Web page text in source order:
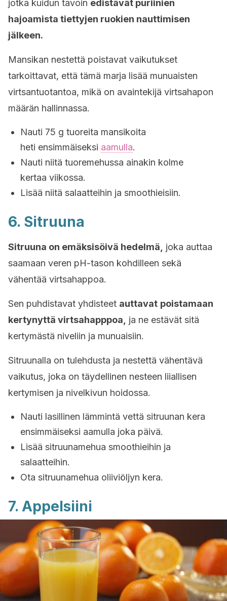
jotka kuidun tavoin edistävät puriinien
hajoamista tiettyjen ruokien nauttimisen
jälkeen.
Mansikan nestettä poistavat vaikutukset
tarkoittavat, että tämä marja lisää munuaisten
virtsantuotantoa, mikä on avaintekijä virtsahapon
määrän hallinnassa.
Nauti 75 g tuoreita mansikoita
heti ensimmäiseksi aamulla.
Nauti niitä tuoremehussa ainakin kolme
kertaa viikossa.
Lisää niitä salaatteihin ja smoothieisiin.
6. Sitruuna
Sitruuna on emäksisöivä hedelmä,
joka auttaa
saamaan veren pH-tason kohdilleen sekä
vähentää virtsahappoa.
Sen puhdistavat yhdisteet auttavat poistamaan
kertynyttä virtsahapppoa,
ja ne estävät sitä
kertymästä niveliin ja munuaisiin.
Sitruunalla on tulehdusta ja nestettä vähentävä
vaikutus, joka on täydellinen nesteen liiallisen
kertymisen ja nivelkivun hoidossa.
Nauti lasillinen lämmintä vettä sitruunan kera
ensimmäiseksi aamulla joka päivä.
Lisää sitruunamehua smoothieihin ja
salaatteihin.
Ota sitruunamehua oliiviöljyn kera.
7. Appelsiini